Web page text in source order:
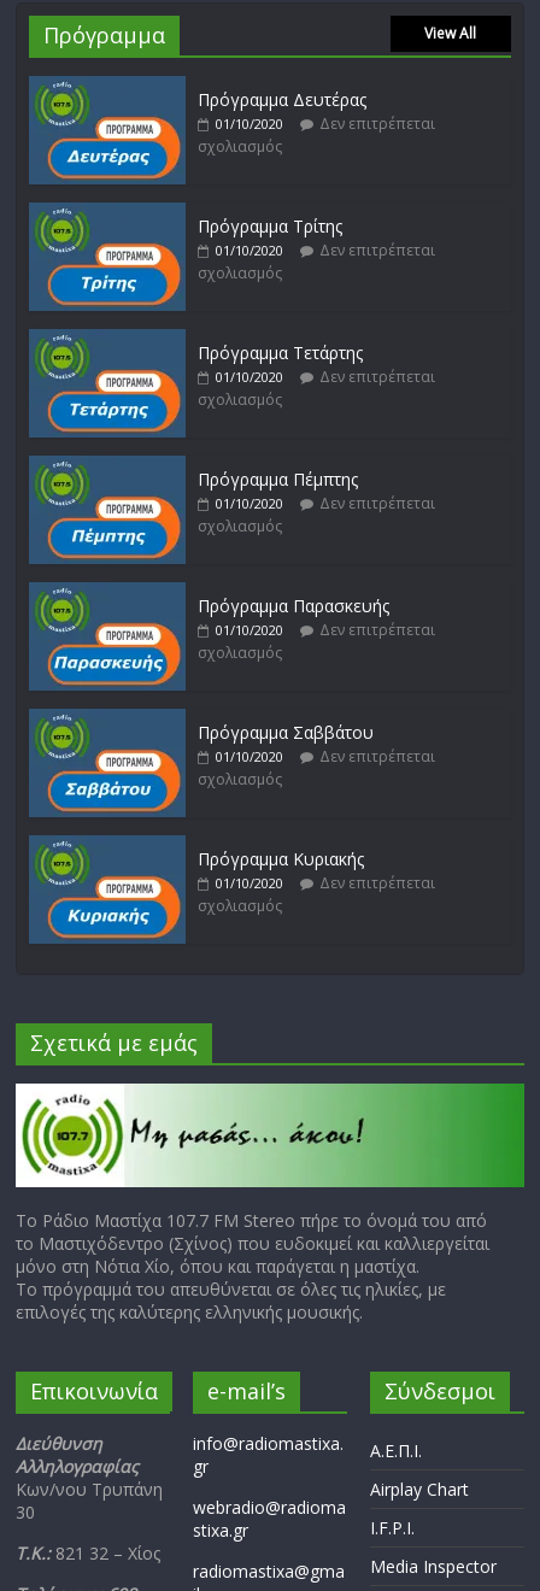
Πρόγραμμα View All
Πρόγραμμα Δευτέρας
01/10/2020
Δεν επιτρέπεται
σχολιασμός
Πρόγραμμα Τρίτης
01/10/2020
Δεν επιτρέπεται
σχολιασμός
Πρόγραμμα Τετάρτης
01/10/2020
Δεν επιτρέπεται
σχολιασμός
Πρόγραμμα Πέμπτης
01/10/2020
Δεν επιτρέπεται
σχολιασμός
Πρόγραμμα Παρασκευής
01/10/2020
Δεν επιτρέπεται
σχολιασμός
Πρόγραμμα Σαββάτου
01/10/2020
Δεν επιτρέπεται
σχολιασμός
Πρόγραμμα Κυριακής
01/10/2020
Δεν επιτρέπεται
σχολιασμός
Σχετικά με εμάς
Το Ράδιο Μαστίχα 107.7 FM Stereo πήρε το όνομά του από
το Μαστιχόδεντρο (Σχίνος) που ευδοκιμεί και καλλιεργείται
μόνο στη Νότια Χίο, όπου και παράγεται η μαστίχα.
Το πρόγραμμά του απευθύνεται σε όλες τις ηλικίες, με
επιλογές της καλύτερης ελληνικής μουσικής.
Επικοινωνία
Διεύθυνση
Αλληλογραφίας
Κων/νου Τρυπάνη
30
Τ.Κ.: 821 32 – Χίος
e-mail’s
info@radiomastixa.
gr
webradio@radioma
stixa.gr
radiomastixa@gma
Σύνδεσμοι
Α.Ε.Π.Ι.
Airplay Chart
I.F.P.I.
Media Inspector